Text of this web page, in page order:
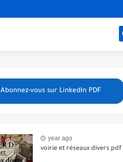
Abonnez-vous sur LinkedIn PDF
year ago
voirie et réseaux divers pdf